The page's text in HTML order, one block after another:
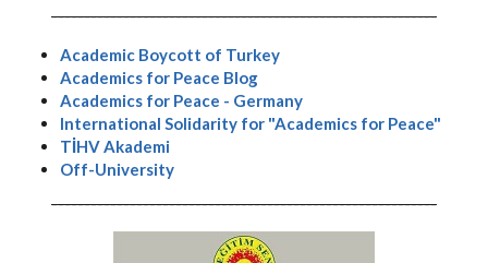
-----------------------------------------------------------
Academic Boycott of Turkey
Academics for Peace Blog
Academics for Peace - Germany
International Solidarity for "Academics for Peace"
TİHV Akademi
Off-University
-----------------------------------------------------------